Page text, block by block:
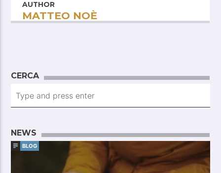
AUTHOR
MATTEO NOÈ
CERCA
NEWS
BLOG